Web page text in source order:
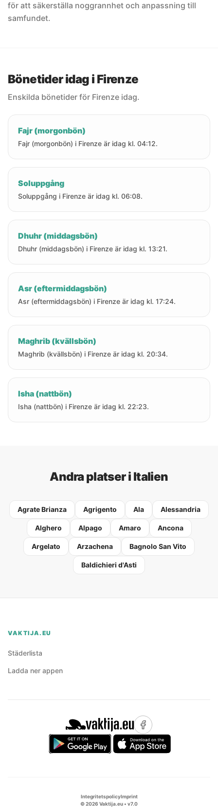
för att säkerställa noggrannhet och anpassning till
samfundet.
Bönetider idag i Firenze
Enskilda bönetider för Firenze idag.
Fajr (morgonbön)
Fajr (morgonbön) i Firenze är idag kl. 04:12.
Soluppgång
Soluppgång i Firenze är idag kl. 06:08.
Dhuhr (middagsbön)
Dhuhr (middagsbön) i Firenze är idag kl. 13:21.
Asr (eftermiddagsbön)
Asr (eftermiddagsbön) i Firenze är idag kl. 17:24.
Maghrib (kvällsbön)
Maghrib (kvällsbön) i Firenze är idag kl. 20:34.
Isha (nattbön)
Isha (nattbön) i Firenze är idag kl. 22:23.
Andra platser i Italien
Agrate Brianza Agrigento Ala Alessandria
Alghero Alpago Amaro Ancona
Argelato Arzachena Bagnolo San Vito
Baldichieri d'Asti
VAKTIJA.EU
Städerlista
Ladda ner appen
IntegritetspolicyImprint
©2026 Vaktija.eu • v7.0